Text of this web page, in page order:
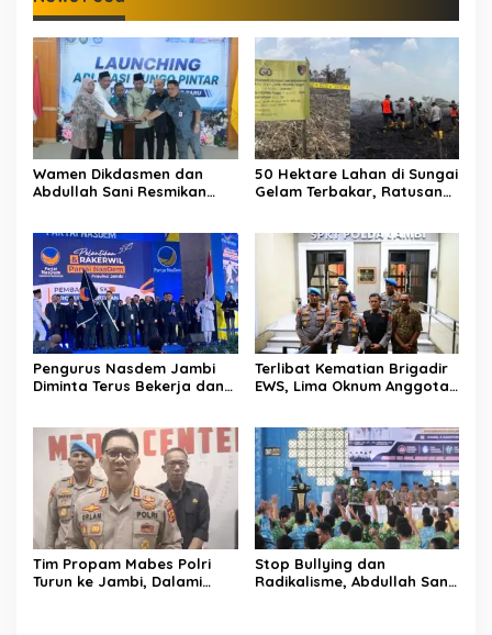
Wamen Dikdasmen dan
Abdullah Sani Resmikan
Jambi
50 Hektare Lahan di Sungai
Gelam Terbakar, Ratusan
Lakukan Pemadaman
Pengurus Nasdem Jambi
Diminta Terus Bekerja dan
Terlibat Kematian Brigadir
EWS, Lima Oknum Anggota
Tim Propam Mabes Polri
Turun ke Jambi, Dalami
Stop Bullying dan
Radikalisme, Abdullah Sani